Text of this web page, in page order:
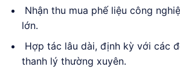
Nhận thu mua phế liệu công
lớn.
Hợp tác lâu dài, định kỳ với các
thanh lý thường xuyên.